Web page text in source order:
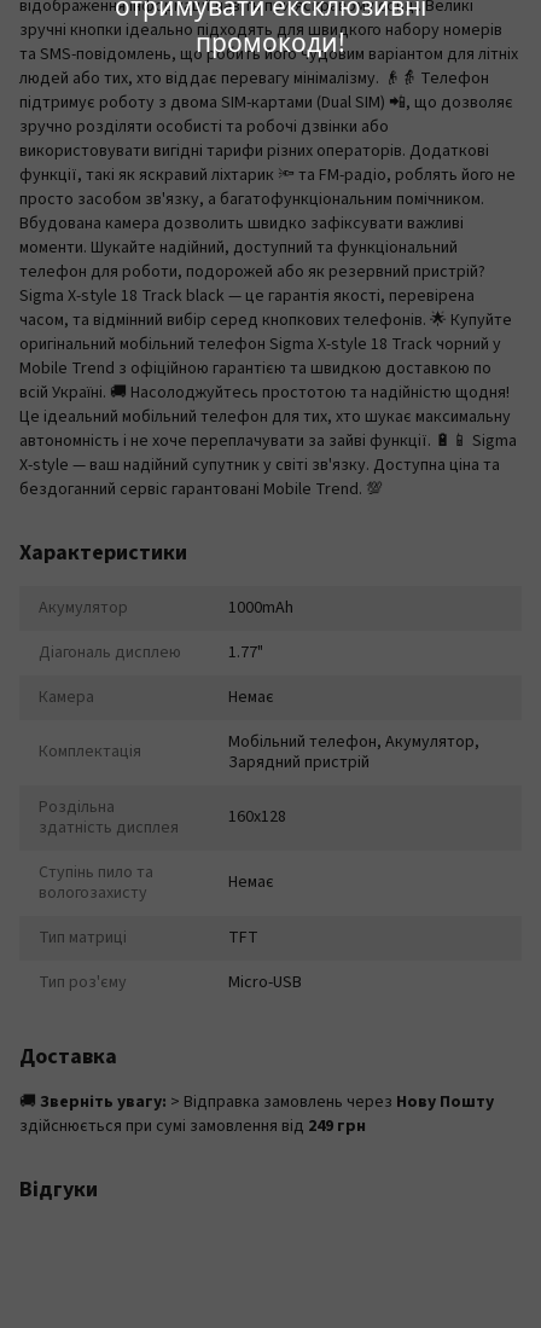
промокоди!
відображення інформації навіть при яскравому сонці. Великі
зручні кнопки ідеально підходять для швидкого набору номерів
та SMS-повідомлень, що робить його чудовим варіантом для літніх
людей або тих, хто віддає перевагу мінімалізму. 👴👵 Телефон
підтримує роботу з двома SIM-картами (Dual SIM) 📲, що дозволяє
зручно розділяти особисті та робочі дзвінки або
використовувати вигідні тарифи різних операторів. Додаткові
функції, такі як яскравий ліхтарик 🔦 та FM-радіо, роблять його не
просто засобом зв'язку, а багатофункціональним помічником.
Вбудована камера дозволить швидко зафіксувати важливі
моменти. Шукайте надійний, доступний та функціональний
телефон для роботи, подорожей або як резервний пристрій?
Sigma X-style 18 Track black — це гарантія якості, перевірена
часом, та відмінний вибір серед кнопкових телефонів. 🌟 Купуйте
оригінальний мобільний телефон Sigma X-style 18 Track чорний у
Mobile Trend з офіційною гарантією та швидкою доставкою по
всій Україні. 🚚 Насолоджуйтесь простотою та надійністю щодня!
Це ідеальний мобільний телефон для тих, хто шукає максимальну
автономність і не хоче переплачувати за зайві функції. 🔋📱 Sigma
X-style — ваш надійний супутник у світі зв'язку. Доступна ціна та
бездоганний сервіс гарантовані Mobile Trend. 💯
Характеристики
Акумулятор
1000mAh
Діагональ дисплею
1.77"
Камера
Немає
Комплектація
Мобільний телефон, Акумулятор,
Зарядний пристрій
Роздільна
здатність дисплея
160x128
Ступінь пило та
вологозахисту
Немає
Тип матриці
TFT
Тип роз'єму
Micro-USB
Доставка
🚚 Зверніть увагу: > Відправка замовлень через Нову Пошту
здійснюється при сумі замовлення від 249 грн
Відгуки